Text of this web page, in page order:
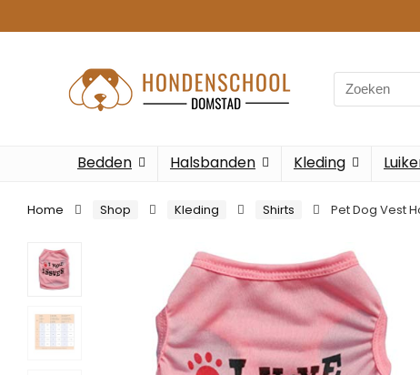
Search
for:
Bedden Halsbanden Kleding
Home Shop Kleding Shirts Pet Dog Vest